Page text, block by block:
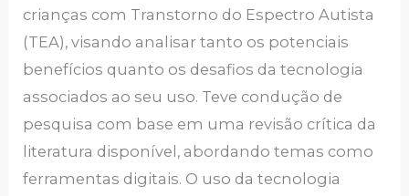
crianças com Transtorno do Espectro Autista
(TEA), visando analisar tanto os potenciais
benefícios quanto os desafios da tecnologia
associados ao seu uso. Teve condução de
pesquisa com base em uma revisão crítica da
literatura disponível, abordando temas como
ferramentas digitais. O uso da tecnologia